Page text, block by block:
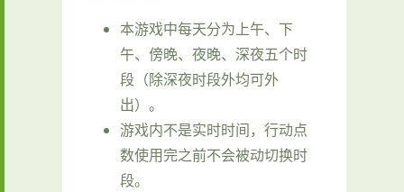
本游戏中每天分为上午、下
午、傍晚、夜晚、深夜五个时
段（除深夜时段外均可外
出）。
游戏内不是实时时间，行动点
数使用完之前不会被动切换时
段。